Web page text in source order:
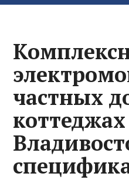
частных
коттеджах